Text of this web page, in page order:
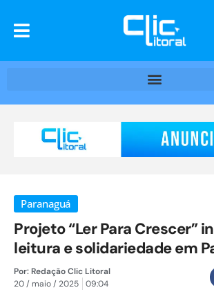
Paranaguá
Projeto “Ler Para Crescer”
leitura e solidariedade em
Por:Redação Clic Litoral
20 / maio / 2025
09:04